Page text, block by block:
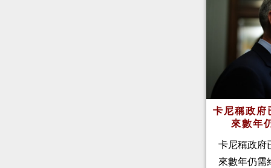
卡尼稱政府
來數年
卡尼稱政府
來數年仍需